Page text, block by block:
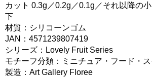
カット 0.3g／0.2g／0.1g／それ以降の
下
材質：シリコーンゴム
JAN：4571239807419
シリーズ：Lovely Fruit Series
モチーフ分類：ミニチュア・フード・
製造：Art Gallery Floree